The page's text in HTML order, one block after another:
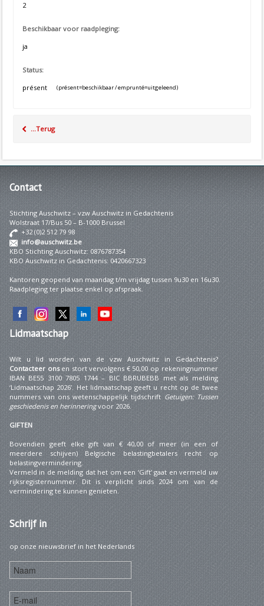
2
Beschikbaar voor raadpleging:
ja
Status:
présent
(présent=beschikbaar / emprunté=uitgeleend)
...Terug
Contact
Stichting Auschwitz – vzw Auschwitz in Gedachtenis
Wolstraat 17/Bus 50 – B-1000 Brussel
+32 (0)2 512 79 98
info@auschwitz.be
KBO Stichting Auschwitz: 0876787354
KBO Auschwitz in Gedachtenis: 0420667323
Kantoren geopend van maandag t/m vrijdag tussen 9u30 en 16u30.
Raadpleging ter plaatse enkel op afspraak.
Lidmaatschap
Wilt u lid worden van de vzw Auschwitz in Gedachtenis?
Contacteer onsen stort vervolgens € 50,00 op rekeningnummer
IBAN BE55 3100 7805 1744 – BIC BBRUBEBB met als melding
‘Lidmaatschap 2026’. Het lidmaatschap geeft u recht op de twee
nummers van ons wetenschappelijk tijdschrift Getuigen: Tussen
geschiedenis en herinneringvoor 2026.
GIFTEN
Bovendien geeft elke gift van € 40,00 of meer (in een of
meerdere schijven) Belgische belastingbetalers recht op
belastingvermindering.
Vermeld in de melding dat het om een ‘Gift’ gaat en vermeld uw
rijksregisternummer. Dit is verplicht sinds 2024 om van de
vermindering te kunnen genieten.
Schrijfin
op onze nieuwsbrief in het Nederlands